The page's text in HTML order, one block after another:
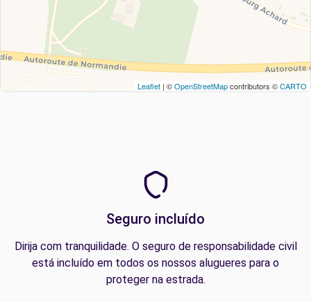
Leaflet | ©OpenStreetMapcontributors ©CARTO
Seguro incluído
Dirija com tranquilidade. O seguro de responsabilidade civil
está incluído em todos os nossos alugueres para o
proteger na estrada.